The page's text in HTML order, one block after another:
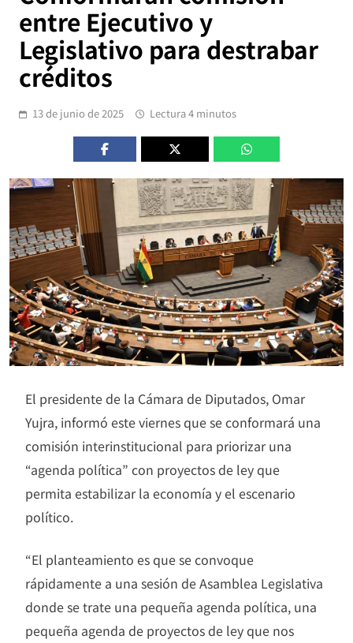
entre Ejecutivo y
Legislativo para destrabar
créditos
13 de junio de 2025 Lectura 4 minutos
El presidente de la Cámara de Diputados, Omar
Yujra, informó este viernes que se conformará una
comisión interinstitucional para priorizar una
“agenda política” con proyectos de ley que
permita estabilizar la economía y el escenario
político.
“El planteamiento es que se convoque
rápidamente a una sesión de Asamblea Legislativa
donde se trate una pequeña agenda política, una
pequeña agenda de proyectos de ley que nos